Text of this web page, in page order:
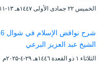
الخميس ۲۲ جمادى الأولى ۱٤٤۷هـ ۱۳-۱۱-۲۰۲۵م
الشيخ عبد العزيز البرعي
الثلاثاء ۱ ذو القعدة ۱٤٤٦هـ ۲۹-٤-۲۰۲۵م